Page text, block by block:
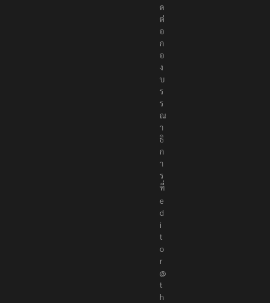
ด
ต่
อ
ก
อ
ง
บ
ร
ร
ณ
า
ธิ
ก
า
ร
ที่
e
d
i
t
o
r
@
t
h